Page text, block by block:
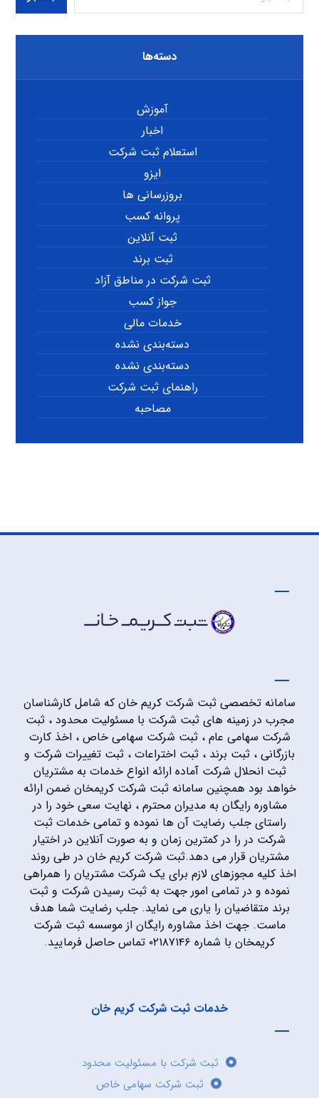
دسته‌ها
آموزش
اخبار
استعلام ثبت شرکت
ایزو
بروزرسانی ها
پروانه کسب
ثبت آنلاین
ثبت برند
ثبت شرکت در مناطق آزاد
جواز کسب
خدمات مالی
دسته‌بندی نشده
دسته‌بندی نشده
راهنمای ثبت شرکت
مصاحبه
سامانه تخصصی ثبت شرکت کریم خان که شامل کارشناسان
مجرب در زمینه های ثبت شرکت با مسئولیت محدود ، ثبت
شرکت سهامی عام ، ثبت شرکت سهامی خاص ، اخذ کارت
بازرگانی ، ثبت برند ، ثبت اختراعات ، ثبت تغییرات شرکت و
ثبت انحلال شرکت آماده ارائه انواع خدمات به مشتریان
خواهد بود همچنین سامانه ثبت شرکت کریمخان ضمن ارائه
مشاوره رایگان به مدیران محترم ، نهایت سعی خود را در
راستای جلب رضایت آن ها نموده و تمامی خدمات ثبت
شرکت در را در کمترین زمان و به صورت آنلاین در اختیار
مشتریان قرار می دهد.ثبت شرکت کریم خان در طی روند
اخذ کلیه مجوزهای لازم برای یک شرکت مشتریان را همراهی
نموده و در تمامی امور جهت به ثبت رسیدن شرکت و ثبت
برند متقاضیان را یاری می نماید. جلب رضایت شما هدف
ماست. جهت اخذ مشاوره رایگان از موسسه ثبت شرکت
کریمخان با شماره ۰۲۱۸۷۱۴۶ تماس حاصل فرمایید.
خدمات ثبت شرکت کریم خان
ثبت شرکت با مسئولیت محدود
ثبت شرکت سهامی خاص